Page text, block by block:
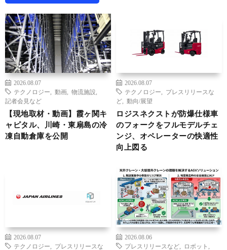
2026.08.07
テクノロジー
動画 物流施設
記者会見など
【現地取材・動画】霞ヶ関キ
ャピタル、川崎・東扇島の冷
凍自動倉庫を公開
2026.08.07
テクノロジー
プレスリリースな
ど
動向/展望
ロジスネクストが防爆仕様車
のフォークをフルモデルチェ
ンジ、オペレーターの快適性
向上図る
2026.08.07
テクノロジー
プレスリリースな
2026.08.06
プレスリリースなど
ロボット